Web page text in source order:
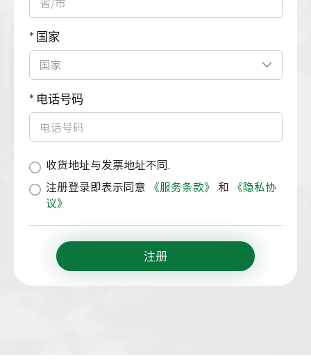
* 国家
* 电话号码
收货地址与发票地址不同.
注册登录即表示同意 《服务条款》 和 《隐私协
议》